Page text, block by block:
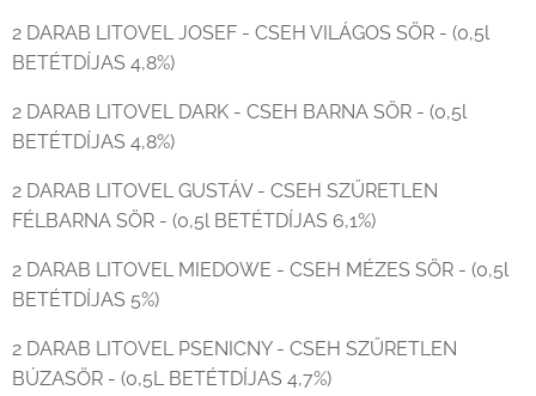
2 DARAB LITOVEL JOSEF - CSEH VILÁGOS SÖR - (0,5l
BETÉTDÍJAS 4,8%)
2 DARAB LITOVEL DARK - CSEH BARNA SÖR - (0,5l
BETÉTDÍJAS 4,8%)
2 DARAB LITOVEL GUSTÁV - CSEH SZŰRETLEN
FÉLBARNA SÖR - (0,5l BETÉTDÍJAS 6,1%)
2 DARAB LITOVEL MIEDOWE - CSEH MÉZES SÖR - (0,5l
BETÉTDÍJAS 5%)
2 DARAB LITOVEL PSENICNY - CSEH SZŰRETLEN
BÚZASÖR - (0,5L BETÉTDÍJAS 4,7%)